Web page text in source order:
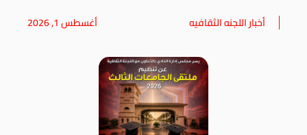
أخبار اللجنه الثقافيه أغسطس 1, 2026